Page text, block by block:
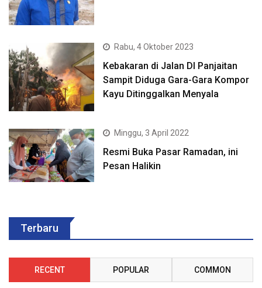
Rabu, 4 Oktober 2023
Kebakaran di Jalan DI Panjaitan
Sampit Diduga Gara-Gara Kompor
Kayu Ditinggalkan Menyala
Minggu, 3 April 2022
Resmi Buka Pasar Ramadan, ini
Pesan Halikin
Terbaru
RECENT POPULAR COMMON